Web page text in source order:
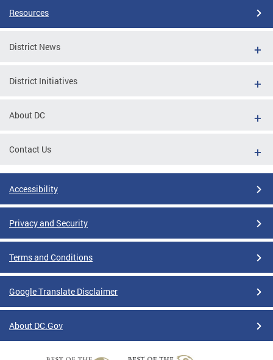
Resources
District News
District Initiatives
About DC
Contact Us
Accessibility
Privacy and Security
Terms and Conditions
Google Translate Disclaimer
About DC.Gov